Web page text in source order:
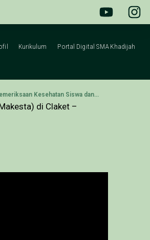
Kurikulum Portal Digital SMA Khadijah
Kolaborasi dengan Puskesmas Wonokromo, SMA Khadijah Gelar Pemeriksaan Kesehatan Siswa dan Guru
di Claket –